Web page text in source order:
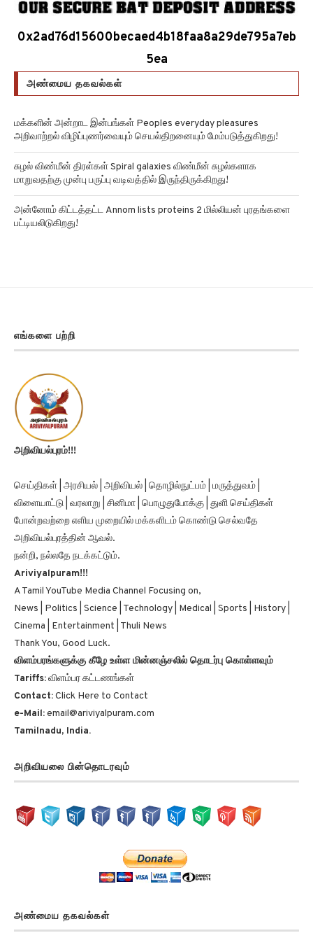
0x2ad76d15600becaed4b18faa8a29de795a7eb
5ea
அண்மைய தகவல்கள்
மக்களின் அன்றாட இன்பங்கள் Peoples everyday pleasures
அறிவாற்றல் விழிப்புணர்வையும் செயல்திறனையும் மேம்படுத்துகிறது!
சுழல் விண்மீன் திரள்கள் Spiral galaxies விண்மீன் சுழல்களாக
மாறுவதற்கு முன்பு பருப்பு வடிவத்தில் இருந்திருக்கிறது!
அன்னோம் கிட்டத்தட்ட Annom lists proteins 2 மில்லியன் புரதங்களை
பட்டியலிடுகிறது!
எங்களை பற்றி
அறிவியல்புரம்!!!
செய்திகள் | அரசியல் | அறிவியல் | தொழில்நுட்பம் | மருத்துவம் |
விளையாட்டு | வரலாறு | சினிமா | பொழுதுபோக்கு | துளி செய்திகள்
போன்றவற்றை எளிய முறையில் மக்களிடம் கொண்டு செல்வதே
அறிவியல்புரத்தின் ஆவல்.
நன்றி, நல்லதே நடக்கட்டும்.
Ariviyalpuram!!!
A Tamil YouTube Media Channel Focusing on,
News | Politics | Science | Technology | Medical | Sports | History |
Cinema | Entertainment | Thuli News
Thank You, Good Luck.
விளம்பரங்களுக்கு கீழே உள்ள மின்னஞ்சலில் தொடர்பு கொள்ளவும்
Tariffs: விளம்பர கட்டணங்கள்
Contact: Click Here to Contact
e-Mail: email@ariviyalpuram.com
Tamilnadu, India.
அறிவியலை பின்தொடரவும்
அண்மைய தகவல்கள்